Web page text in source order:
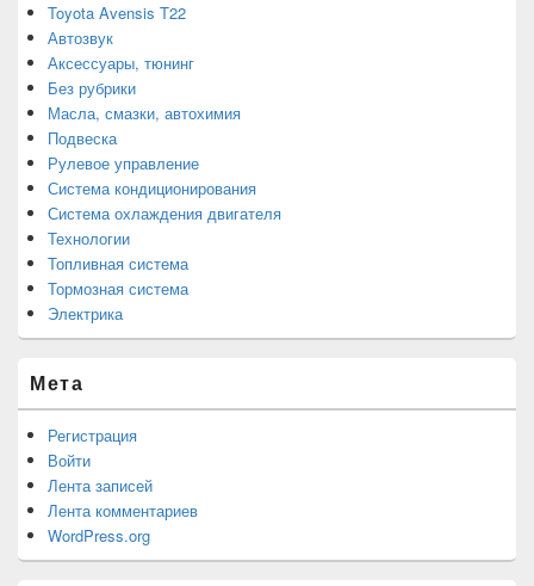
Toyota Avensis T22
Автозвук
Аксессуары, тюнинг
Без рубрики
Масла, смазки, автохимия
Подвеска
Рулевое управление
Система кондиционирования
Система охлаждения двигателя
Технологии
Топливная система
Тормозная система
Электрика
Мета
Регистрация
Войти
Лента записей
Лента комментариев
WordPress.org